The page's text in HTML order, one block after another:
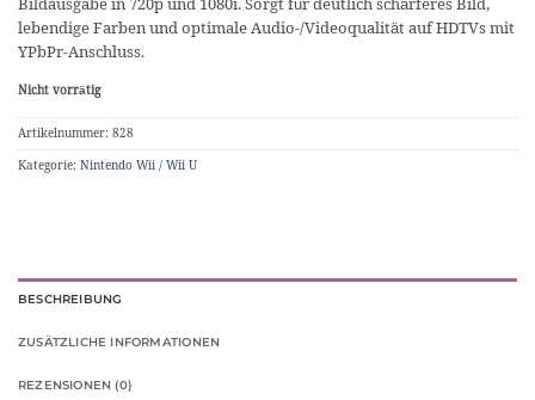
lebendige Farben und optimale Audio-/Videoqualität auf HDTVs mit
YPbPr-Anschluss.
Nicht vorrätig
Artikelnummer: 828
Kategorie: Nintendo Wii / Wii U
BESCHREIBUNG
ZUSÄTZLICHE INFORMATIONEN
REZENSIONEN (0)